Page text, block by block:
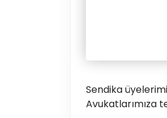
Sendika
Avukatlarımıza